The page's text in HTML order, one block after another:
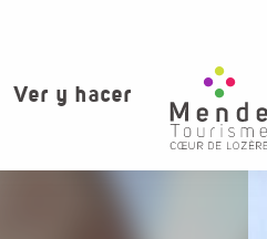
Ver y hacer